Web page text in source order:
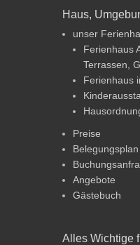
Haus,
unser
Ferienhaus
Terrassen,
Ferienhaus
Preise
Belegungsplan
Angebote
Gästebuch
Alles Wichtige